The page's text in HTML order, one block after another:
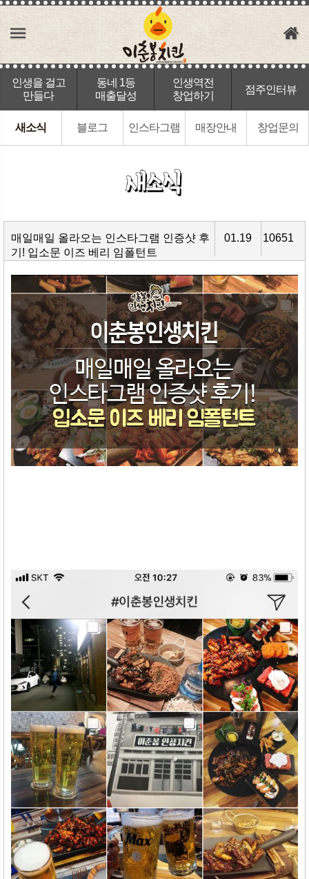
인생을 걸고
만들다
동네 1등
매출달성
인생역전
창업하기
점주인터뷰
새소식 블로그 인스타그램 매장안내 창업문의
매일매일 올라오는 인스타그램 인증샷 후
기! 입소문 이즈 베리 임폴턴트
01.19 10651